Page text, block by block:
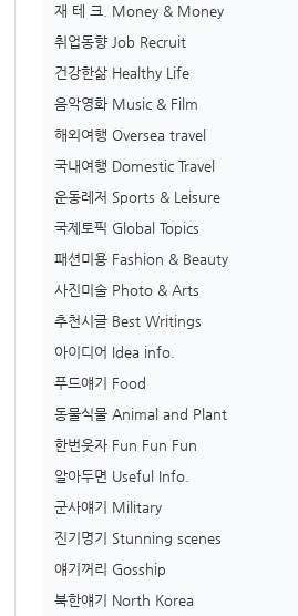
재 테 크. Money & Money
취업동향 Job Recruit
건강한삶 Healthy Life
음악영화 Music & Film
해외여행 Oversea travel
국내여행 Domestic Travel
운동레저 Sports & Leisure
국제토픽 Global Topics
패션미용 Fashion & Beauty
사진미술 Photo & Arts
추천시글 Best Writings
아이디어 Idea info.
푸드얘기 Food
동물식물 Animal and Plant
한번웃자 Fun Fun Fun
알아두면 Useful Info.
군사얘기 Military
진기명기 Stunning scenes
얘기꺼리 Gosship
북한얘기 North Korea